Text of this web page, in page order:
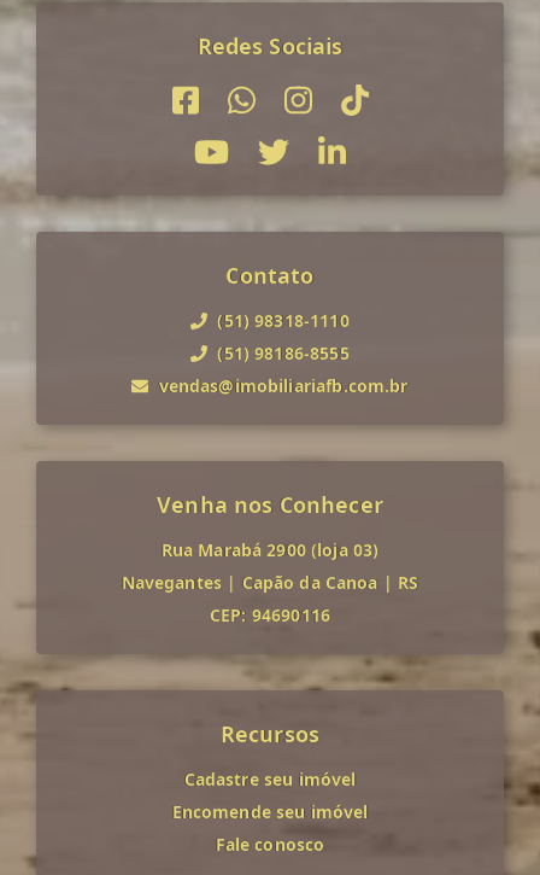
Redes Sociais
Contato
(51) 98318-1110
(51) 98186-8555
vendas@imobiliariafb.com.br
Venha nos Conhecer
Rua Marabá 2900 (loja 03)
Navegantes | Capão da Canoa | RS
CEP: 94690116
Recursos
Cadastre seu imóvel
Encomende seu imóvel
Fale conosco